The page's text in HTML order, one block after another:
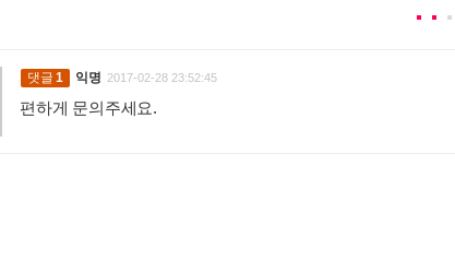
댓글1 익명 2017-02-28 23:52:45
편하게 문의주세요.